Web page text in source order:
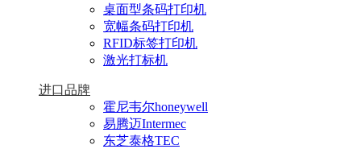
桌面型条码打印机
宽幅条码打印机
RFID标签打印机
激光打标机
进口品牌
霍尼韦尔honeywell
易腾迈Intermec
东芝泰格TEC